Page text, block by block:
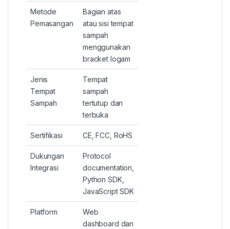
Metode
Pemasangan
Bagian atas
atau sisi tempat
sampah
menggunakan
bracket logam
Jenis
Tempat
Sampah
Tempat
sampah
tertutup dan
terbuka
Sertifikasi CE, FCC, RoHS
Dukungan
Integrasi
Protocol
documentation,
Python SDK,
JavaScript SDK
Platform
Web
dashboard dan